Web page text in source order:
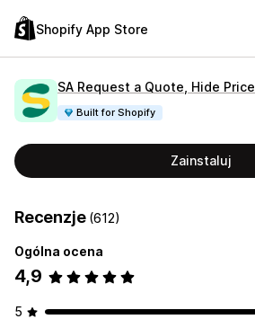
Shopify App Store
SA Request a Quote, Hide Price
Built for Shopify
Zainstaluj
Recenzje (612)
Ogólna ocena
4,9
5